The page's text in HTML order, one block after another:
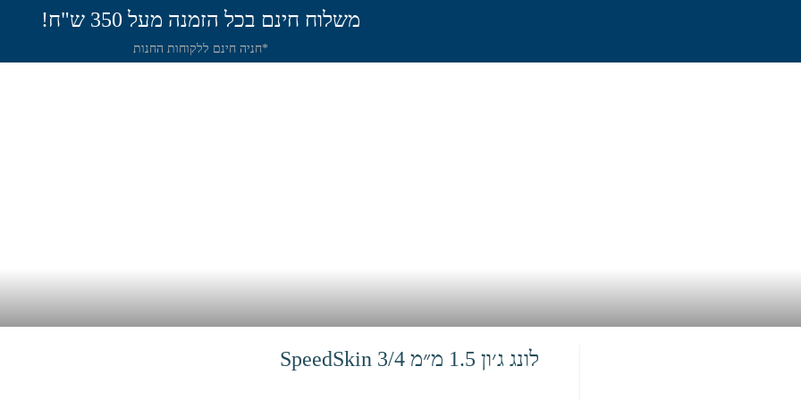
משלוח חינם בכל הזמנה מעל 350 ש"ח!
*חניה חינם ללקוחות החנות
לונג ג׳ון 1.5 מ״מ 3/4 SpeedSkin